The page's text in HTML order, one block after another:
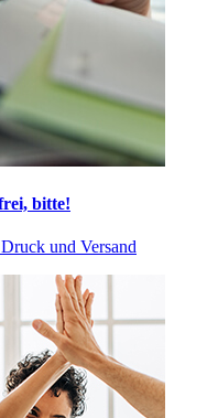
bitte!
und Versand